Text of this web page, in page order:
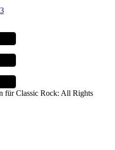
Classic Rock: All Rights